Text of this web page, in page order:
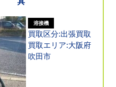
溶接機
買取区分:出張買取
買取エリア:大阪府
吹田市